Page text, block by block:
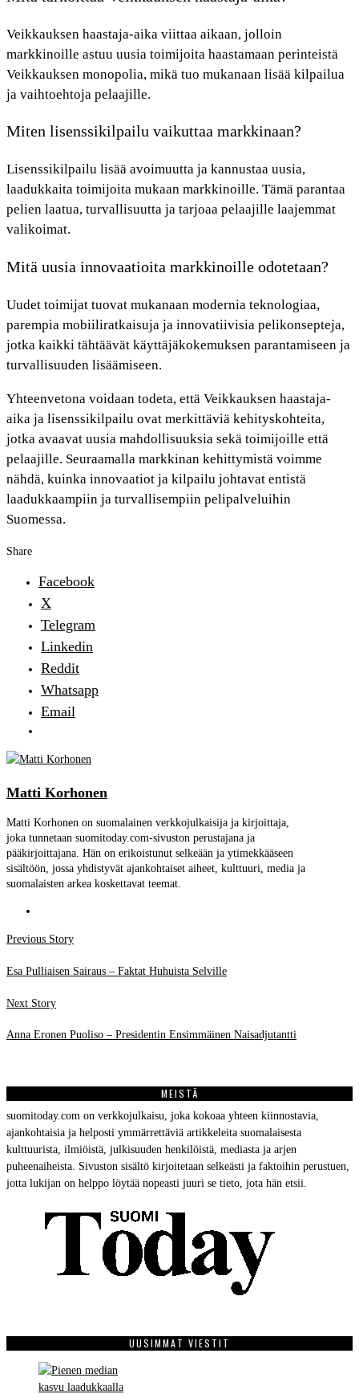
Veikkauksen haastaja-aika viittaa aikaan, jolloin
markkinoille astuu uusia toimijoita haastamaan perinteistä
Veikkauksen monopolia, mikä tuo mukanaan lisää kilpailua
ja vaihtoehtoja pelaajille.
Miten lisenssikilpailu vaikuttaa markkinaan?
Lisenssikilpailu lisää avoimuutta ja kannustaa uusia,
laadukkaita toimijoita mukaan markkinoille. Tämä parantaa
pelien laatua, turvallisuutta ja tarjoaa pelaajille laajemmat
valikoimat.
Mitä uusia innovaatioita markkinoille odotetaan?
Uudet toimijat tuovat mukanaan modernia teknologiaa,
parempia mobiiliratkaisuja ja innovatiivisia pelikonsepteja,
jotka kaikki tähtäävät käyttäjäkokemuksen parantamiseen ja
turvallisuuden lisäämiseen.
Yhteenvetona voidaan todeta, että Veikkauksen haastaja-
aika ja lisenssikilpailu ovat merkittäviä kehityskohteita,
jotka avaavat uusia mahdollisuuksia sekä toimijoille että
pelaajille. Seuraamalla markkinan kehittymistä voimme
nähdä, kuinka innovaatiot ja kilpailu johtavat entistä
laadukkaampiin ja turvallisempiin pelipalveluihin
Suomessa.
Share
Facebook
X
Telegram
Linkedin
Reddit
Whatsapp
Email
Matti Korhonen
Matti Korhonen on suomalainen verkkojulkaisija ja kirjoittaja,
joka tunnetaan suomitoday.com-sivuston perustajana ja
pääkirjoittajana. Hän on erikoistunut selkeään ja ytimekkääseen
sisältöön, jossa yhdistyvät ajankohtaiset aiheet, kulttuuri, media ja
suomalaisten arkea koskettavat teemat.
Post
navigation
Previous StoryPrevious
Esa Pulliaisen Sairaus – Faktat Huhuista Selville
Next StoryNext
Anna Eronen Puoliso – Presidentin Ensimmäinen Naisadjutantti
MEISTÄ
suomitoday.com on verkkojulkaisu, joka kokoaa yhteen kiinnostavia,
ajankohtaisia ja helposti ymmärrettäviä artikkeleita suomalaisesta
kulttuurista, ilmiöistä, julkisuuden henkilöistä, mediasta ja arjen
puheenaiheista. Sivuston sisältö kirjoitetaan selkeästi ja faktoihin perustuen,
jotta lukijan on helppo löytää nopeasti juuri se tieto, jota hän etsii.
UUSIMMAT VIESTIT